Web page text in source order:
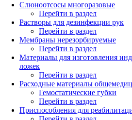
Слюноотсосы многоразовые
Перейти в раздел
Растворы для дезинфекции рук
Перейти в раздел
Мембраны нерезорбируемые
Перейти в раздел
Материалы для изготовления
ложек
Перейти в раздел
Расходные материалы
Гемостатические губки
Перейти в раздел
Приспособления для